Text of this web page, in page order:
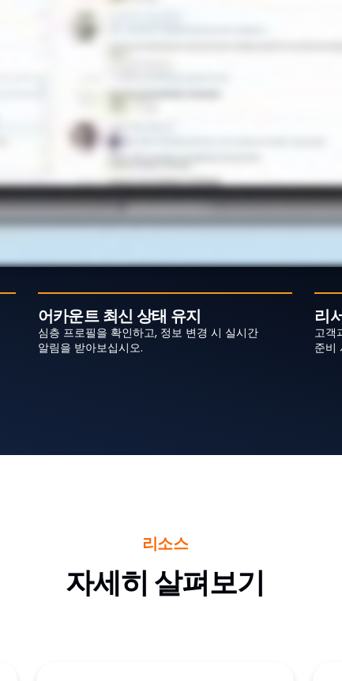
어카운트 최신 상태 유지
심층 프로필을 확인하고, 정보 변경 시 실시간
알림을 받아보십시오.
리
고객
준비
리소스
자세히 살펴보기